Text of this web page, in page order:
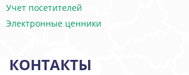
Учет посетителей
Электронные ценники
КОНТАКТЫ